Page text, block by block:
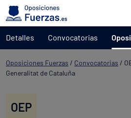
Oposiciones Fuerzas / Convocatorias /
Generalitat de Cataluña
OEP
Detalles Convocatorias